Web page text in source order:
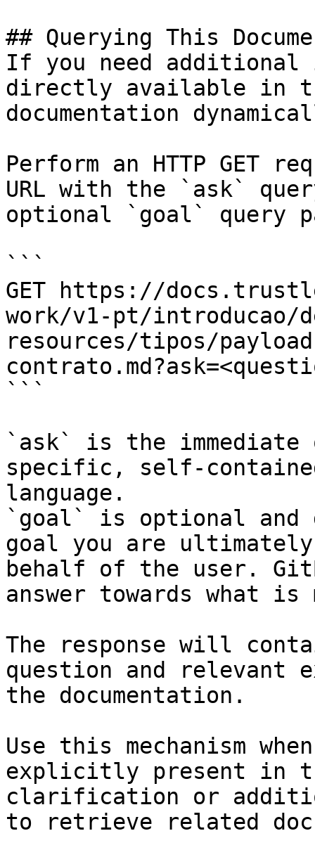
## Querying This
If you need
directly available in
documentation
Perform an HTTP GET
URL with the `ask`
optional `goal` query
```
GET https://
work/v1-pt/introducao/
resources/tipos/
```
`ask` is the
specific, self-
language.
`goal` is optional and
goal you are
behalf of the user.
answer towards what
The response will
question and relevant
the documentation.
Use this mechanism
explicitly present in
clarification or